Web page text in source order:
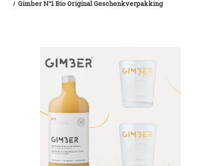
Gimber N°1 Bio Original Geschenkverpakking